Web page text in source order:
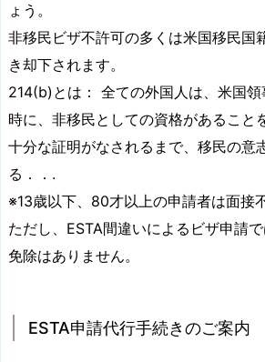
ょう。
非移民ビザ不許可の多くは米国移民国
き却下されます。
214(b)とは： 全ての外国人は、米国
時に、非移民としての資格があること
十分な証明がなされるまで、移民の意
る．．.
※13歳以下、80才以上の申請者は面接
ただし、ESTA間違いによるビザ申請
免除はありません。
ESTA申請代行手続きのご案内